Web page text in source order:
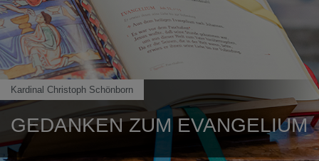
Kardinal Christoph Schönborn
GEDANKEN ZUM EVANGELIUM